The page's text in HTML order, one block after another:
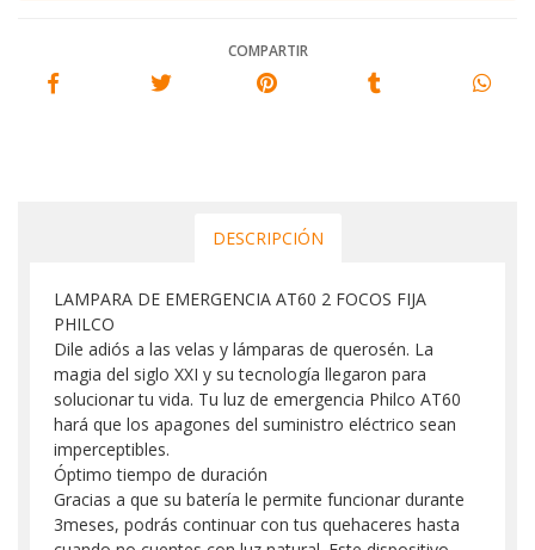
COMPARTIR
DESCRIPCIÓN
LAMPARA DE EMERGENCIA AT60 2 FOCOS FIJA
PHILCO
Dile adiós a las velas y lámparas de querosén. La
magia del siglo XXI y su tecnología llegaron para
solucionar tu vida. Tu luz de emergencia Philco AT60
hará que los apagones del suministro eléctrico sean
imperceptibles.
Óptimo tiempo de duración
Gracias a que su batería le permite funcionar durante
3meses, podrás continuar con tus quehaceres hasta